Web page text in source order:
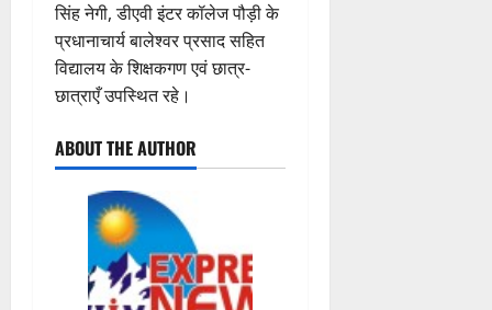
सिंह नेगी, डीएवी इंटर कॉलेज पौड़ी के
प्रधानाचार्य बालेश्वर प्रसाद सहित
विद्यालय के शिक्षकगण एवं छात्र-
छात्राएँ उपस्थित रहे।
ABOUT THE AUTHOR